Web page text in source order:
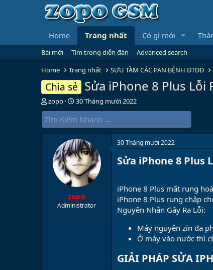
Home Trang nhất Có gì mới
Bài mới Tìm trong diễn đàn
Advanced search
Home
Trang nhất SƯU TẦM CÁC PAN BỆNH ĐTDĐ
Chia sẻ Sửa iPhone 8 Plus Lỗi
B
ắ
t
đ
ầ
zopo
N
g
à
y
b
ắ
t
đ
ầ
u
30 Tháng mười 2022
zopo
Administrator
30 Tháng mười 2022
Sửa iPhone 8 Plus
iPhone 8 Plus mất rung
iPhone 8 Plus rung chập
Nguyên Nhân Gây Ra Lỗi:
Máy nguyên zin đa
Ở máy vào nước thì
GIẢI PHÁP SỬA